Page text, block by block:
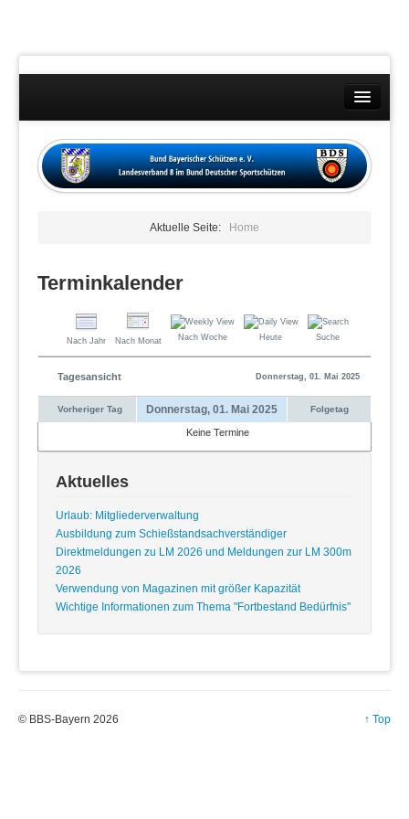
Wettkämpfe
Datenschutzübersicht
Aktuelle Seite: Home
Terminkalender
Nach Jahr Nach Monat Nach Woche Heute Suche
Tagesansicht Donnerstag, 01. Mai 2025
Vorheriger Tag Donnerstag, 01. Mai 2025 Folgetag
Keine Termine
Aktuelles
Urlaub: Mitgliederverwaltung
Ausbildung zum Schießstandsachverständiger
Direktmeldungen zu LM 2026 und Meldungen zur LM 300m
2026
Verwendung von Magazinen mit größer Kapazität
Wichtige Informationen zum Thema "Fortbestand Bedürfnis"
↑ Top
© BBS-Bayern 2026